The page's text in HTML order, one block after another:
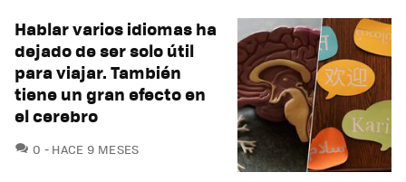
Hablar varios idiomas ha
dejado de ser solo útil
para viajar. También
tiene un gran efecto en
el cerebro
0 COMENTARIOS
HACE 9 MESES